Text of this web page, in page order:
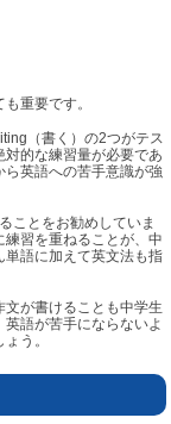
重要です。
（書く）の2つがテス
対的な練習量が必要であ
ら英語への苦手意識が強
ことをお勧めしていま
習を重ねることが、中
単語に加えて英文法も指
が書けることも中学生
語が苦手にならないよ
う。